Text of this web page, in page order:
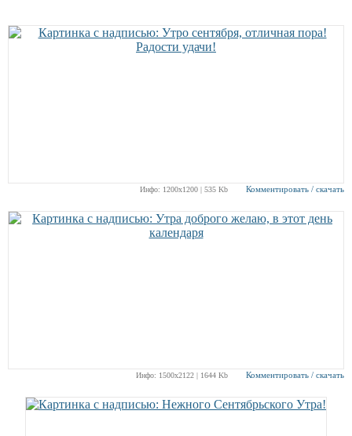
Инфо: 1200х1200 | 535 Kb Комментировать / скачать
Инфо: 1500х2122 | 1644 Kb Комментировать / скачать